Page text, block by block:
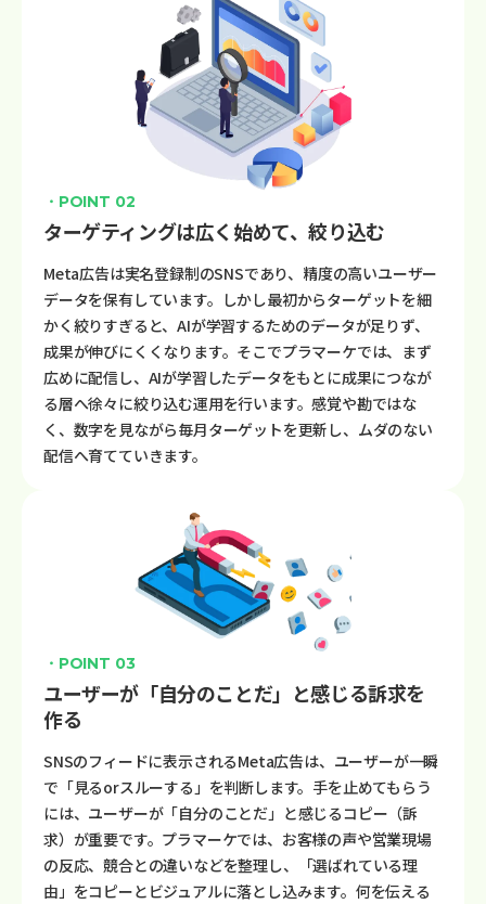
・POINT 02
ターゲティングは広く始めて、絞り込む
Meta広告は実名登録制のSNSであり、精度の高いユーザー
データを保有しています。しかし最初からターゲットを細
かく絞りすぎると、AIが学習するためのデータが足りず、
成果が伸びにくくなります。そこでプラマーケでは、まず
広めに配信し、AIが学習したデータをもとに成果につなが
る層へ徐々に絞り込む運用を行います。感覚や勘ではな
く、数字を見ながら毎月ターゲットを更新し、ムダのない
配信へ育てていきます。
・POINT 03
ユーザーが「自分のことだ」と感じる訴求を
作る
SNSのフィードに表示されるMeta広告は、ユーザーが一瞬
で「見るorスルーする」を判断します。手を止めてもらう
には、ユーザーが「自分のことだ」と感じるコピー（訴
求）が重要です。プラマーケでは、お客様の声や営業現場
の反応、競合との違いなどを整理し、「選ばれている理
由」をコピーとビジュアルに落とし込みます。何を伝える